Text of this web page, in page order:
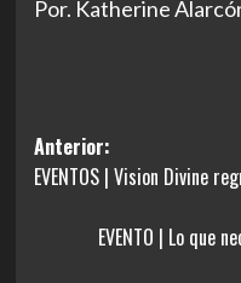
Por. Katherine
Navegación
de
entradas
Anterior:
EVENTOS | Vision Divine
EVENTO | Lo que